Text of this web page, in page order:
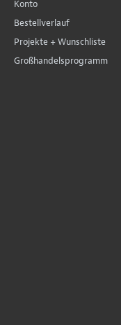
Konto
Bestellverlauf
Projekte + Wunschliste
Großhandelsprogramm